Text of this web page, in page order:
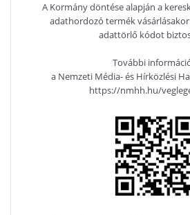
A Kormány döntése alapján a
adathordozó termék
adattörlő kódot
További
a Nemzeti Média- és Hírközlési
https://nmhh.hu/